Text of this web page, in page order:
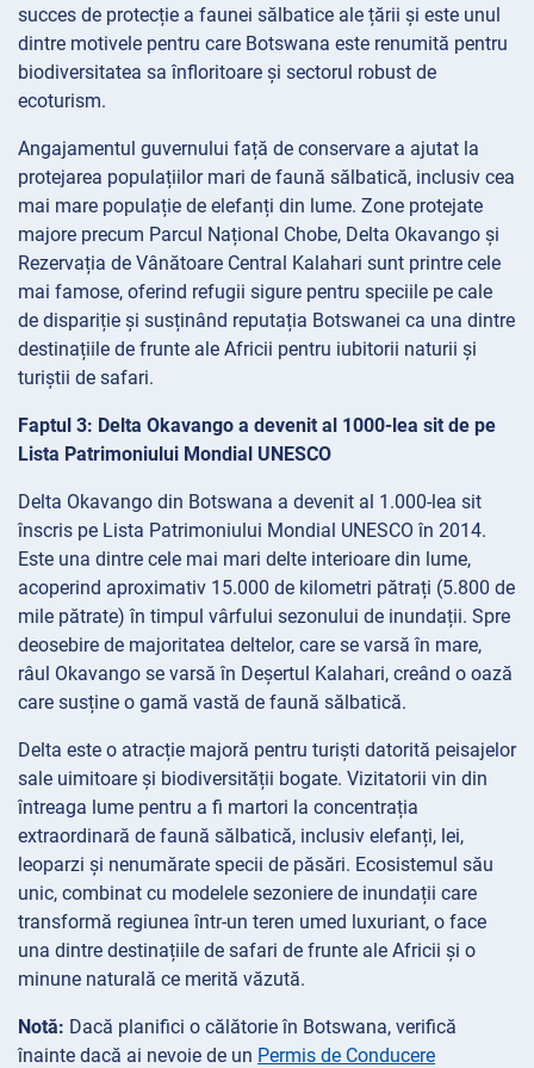
succes de protecție a faunei sălbatice ale țării și este unul
dintre motivele pentru care Botswana este renumită pentru
biodiversitatea sa înfloritoare și sectorul robust de
ecoturism.
Angajamentul guvernului față de conservare a ajutat la
protejarea populațiilor mari de faună sălbatică, inclusiv cea
mai mare populație de elefanți din lume. Zone protejate
majore precum Parcul Național Chobe, Delta Okavango și
Rezervația de Vânătoare Central Kalahari sunt printre cele
mai famose, oferind refugii sigure pentru speciile pe cale
de dispariție și susținând reputația Botswanei ca una dintre
destinațiile de frunte ale Africii pentru iubitorii naturii și
turiștii de safari.
Faptul 3: Delta Okavango a devenit al 1000-lea sit de pe
Lista Patrimoniului Mondial UNESCO
Delta Okavango din Botswana a devenit al 1.000-lea sit
înscris pe Lista Patrimoniului Mondial UNESCO în 2014.
Este una dintre cele mai mari delte interioare din lume,
acoperind aproximativ 15.000 de kilometri pătrați (5.800 de
mile pătrate) în timpul vârfului sezonului de inundații. Spre
deosebire de majoritatea deltelor, care se varsă în mare,
râul Okavango se varsă în Deșertul Kalahari, creând o oază
care susține o gamă vastă de faună sălbatică.
Delta este o atracție majoră pentru turiști datorită peisajelor
sale uimitoare și biodiversității bogate. Vizitatorii vin din
întreaga lume pentru a fi martori la concentrația
extraordinară de faună sălbatică, inclusiv elefanți, lei,
leoparzi și nenumărate specii de păsări. Ecosistemul său
unic, combinat cu modelele sezoniere de inundații care
transformă regiunea într-un teren umed luxuriant, o face
una dintre destinațiile de safari de frunte ale Africii și o
minune naturală ce merită văzută.
Notă: Dacă planifici o călătorie în Botswana, verifică
înainte dacă ai nevoie de un Permis de Conducere